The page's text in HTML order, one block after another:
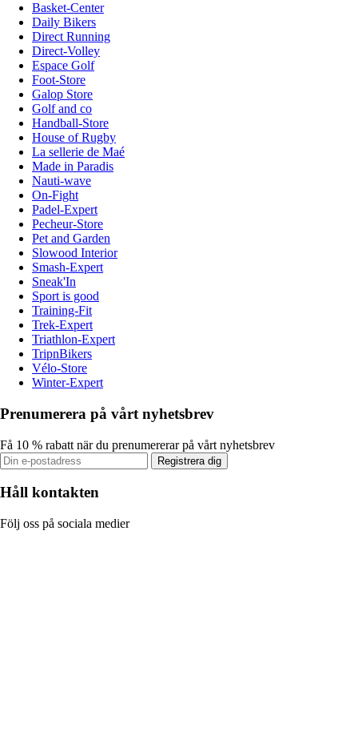
Basket-Center
Daily Bikers
Direct Running
Direct-Volley
Espace Golf
Foot-Store
Galop Store
Golf and co
Handball-Store
House of Rugby
La sellerie de Maé
Made in Paradis
Nauti-wave
On-Fight
Padel-Expert
Pecheur-Store
Pet and Garden
Slowood Interior
Smash-Expert
Sneak'In
Sport is good
Training-Fit
Trek-Expert
Triathlon-Expert
TripnBikers
Vélo-Store
Winter-Expert
Prenumerera på vårt nyhetsbrev
Få 10 % rabatt när du prenumererar på vårt nyhetsbrev
Registrera dig
Håll kontakten
Följ oss på sociala medier